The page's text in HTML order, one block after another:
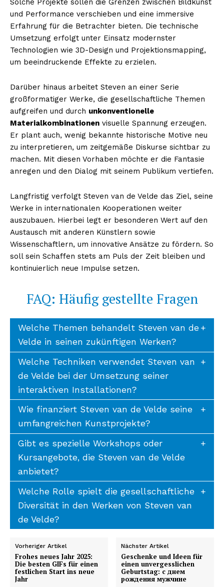
Solche Projekte sollen die Grenzen zwischen Bildkunst
und Performance verschieben und eine immersive
Erfahrung für die Betrachter bieten. Die technische
Umsetzung erfolgt unter Einsatz modernster
Technologien wie 3D-Design und Projektionsmapping,
um beeindruckende Effekte zu erzielen.
Darüber hinaus arbeitet Steven an einer Serie
großformatiger Werke, die gesellschaftliche Themen
aufgreifen und durch unkonventionelle
Materialkombinationen visuelle Spannung erzeugen.
Er plant auch, wenig bekannte historische Motive neu
zu interpretieren, um zeitgemäße Diskurse sichtbar zu
machen. Mit diesen Vorhaben möchte er die Fantasie
anregen und den Dialog mit seinem Publikum vertiefen.
Langfristig verfolgt Steven van de Velde das Ziel, seine
Werke in internationalen Kooperationen weiter
auszubauen. Hierbei legt er besonderen Wert auf den
Austausch mit anderen Künstlern sowie
Wissenschaftlern, um innovative Ansätze zu fördern. So
soll sein Schaffen stets am Puls der Zeit bleiben und
kontinuierlich neue Impulse setzen.
FAQ: Häufig gestellte Fragen
Welche Themen behandelt Steven van de
Velde in seinen zukünftigen Werken?
Welche Techniken verwendet Steven van
de Velde bei der Umsetzung seiner
interaktiven Installationen?
Wie finanziert Steven van de Velde seine
umfangreichen Kunstprojekte?
Gibt es spezielle Workshops oder
Kursangebote, die Steven van de Velde
anbietet?
Welche Rolle spielt die gesellschaftliche
Diversität in den Werken von Steven van
de Velde?
Vorheriger Artikel
Frohes neues Jahr 2025:
Die besten GIFs für einen
festlichen Start ins neue
Jahr
Nächster Artikel
Geschenke und Ideen für
einen unvergesslichen
Geburtstag: с днем
рождения мужчине